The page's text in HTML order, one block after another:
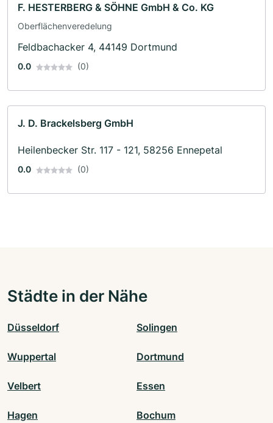
F. HESTERBERG & SÖHNE GmbH & Co. KG
Oberflächenveredelung
Feldbachacker 4, 44149 Dortmund
0.0 (0)
J. D. Brackelsberg GmbH
Heilenbecker Str. 117 - 121, 58256 Ennepetal
0.0 (0)
Städte in der Nähe
Düsseldorf Solingen
Wuppertal Dortmund
Velbert Essen
Hagen Bochum